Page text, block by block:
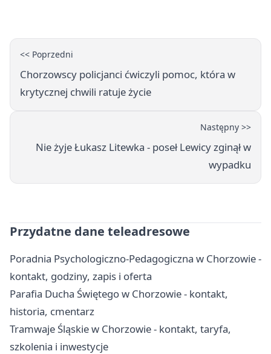
<< Poprzedni
Chorzowscy policjanci ćwiczyli pomoc, która w
krytycznej chwili ratuje życie
Następny >>
Nie żyje Łukasz Litewka - poseł Lewicy zginął w
wypadku
Przydatne dane teleadresowe
Poradnia Psychologiczno-Pedagogiczna w Chorzowie -
kontakt, godziny, zapis i oferta
Parafia Ducha Świętego w Chorzowie - kontakt,
historia, cmentarz
Tramwaje Śląskie w Chorzowie - kontakt, taryfa,
szkolenia i inwestycje